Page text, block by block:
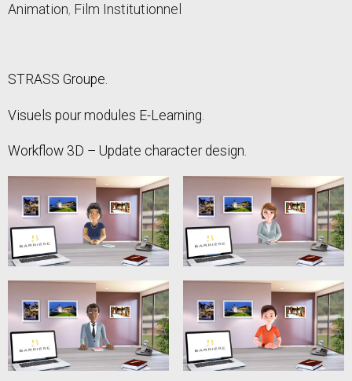
Animation, Film Institutionnel
STRASS Groupe.
Visuels pour modules E-Learning.
Workflow 3D – Update character design.